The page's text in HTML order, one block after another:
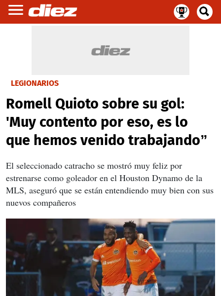
LEGIONARIOS
Romell Quioto sobre su gol:
'Muy contento por eso, es lo
que hemos venido trabajando”
El seleccionado catracho se mostró muy feliz por
estrenarse como goleador en el Houston Dynamo de la
MLS, aseguró que se están entendiendo muy bien con sus
nuevos compañeros